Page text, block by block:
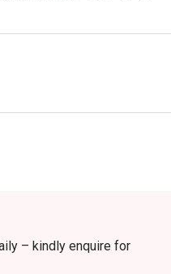
活力！
– kindly enquire for